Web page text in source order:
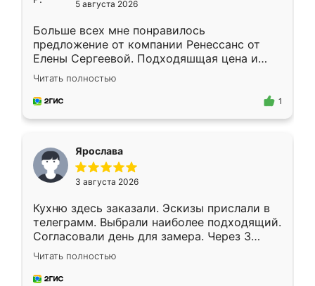
5 августа 2026
Больше всех мне понравилось
предложение от компании Ренессанс от
Елены Сергеевой. Подходяшщая цена и
короткие сроки изготовления. Приехавший
для замера сотрудник Владислав
предложил по моему эскизу самый
Читать полностью
1
Ярослава
3 августа 2026
Кухню здесь заказали. Эскизы прислали в
телеграмм. Выбрали наиболее подходящий.
Согласовали день для замера. Через 3
недели кухня была уже готова. Остались
довольны работой. Спасибо Ренессанс
мебель за качественную работу!
Читать полностью